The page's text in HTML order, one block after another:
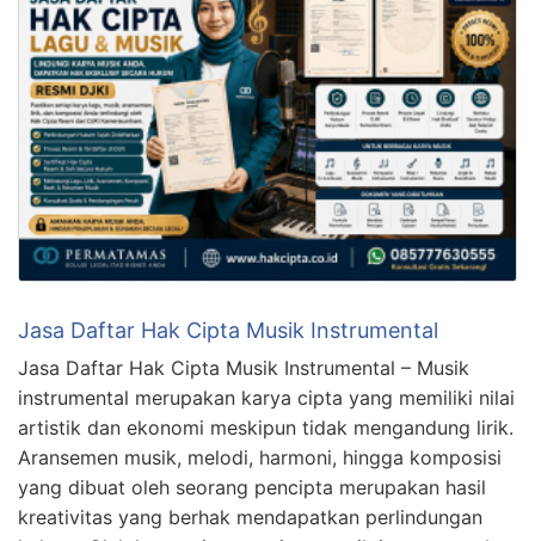
Jasa Daftar Hak Cipta Musik Instrumental
Jasa Daftar Hak Cipta Musik Instrumental – Musik
instrumental merupakan karya cipta yang memiliki nilai
artistik dan ekonomi meskipun tidak mengandung lirik.
Aransemen musik, melodi, harmoni, hingga komposisi
yang dibuat oleh seorang pencipta merupakan hasil
kreativitas yang berhak mendapatkan perlindungan